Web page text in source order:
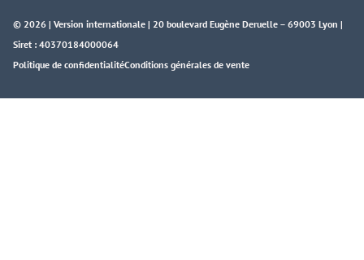
© 2026 | Version internationale | 20 boulevard Eugène Deruelle – 69003 Lyon |
Siret : 40370184000064
Politique de confidentialitéConditions générales de vente